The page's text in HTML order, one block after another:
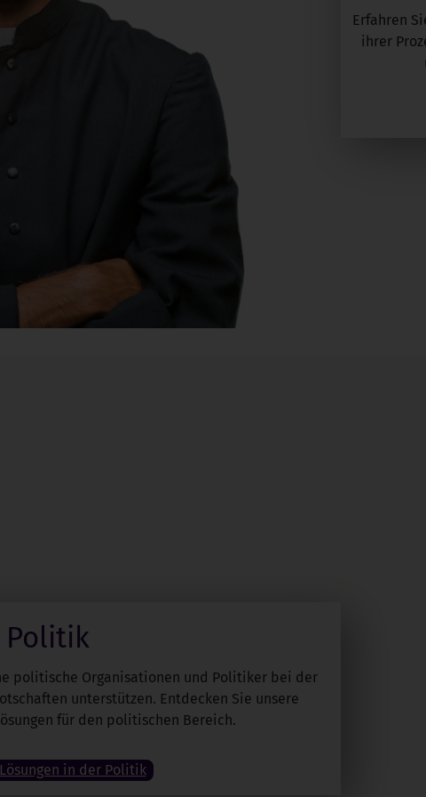
Erfahren
ihrer
Politik
politische Organisationen und Politiker bei der
unterstützen. Entdecken Sie unsere
für den politischen Bereich.
in der Politik